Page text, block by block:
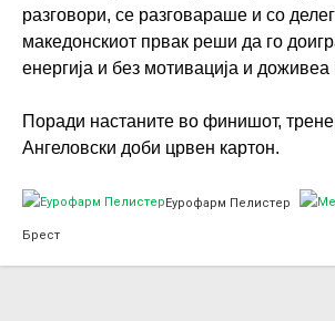
разговори, се разговараше и со
македонскиот првак реши да го
енергија и без мотивација и доживеа
Поради настаните во финишот,
Ангеловски доби црвен картон.
Еурофарм Пелистер
Брест